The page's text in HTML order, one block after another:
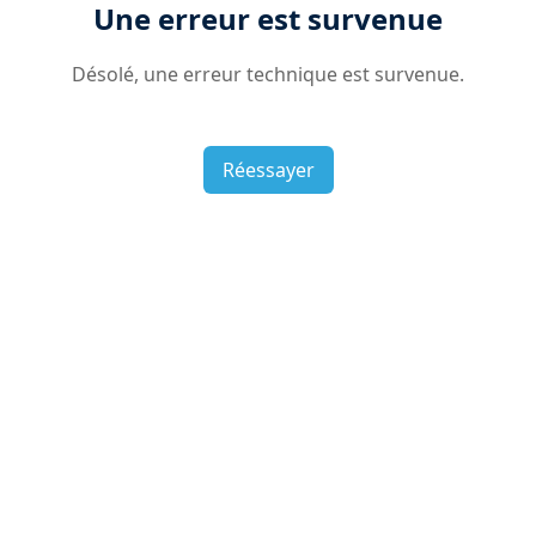
Une erreur est survenue
Désolé, une erreur technique est survenue.
Réessayer